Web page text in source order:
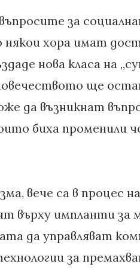
за
някои хора имат
нова класа на
ще
да възникнат
биха променили
вече са в процес на
върху импланти за
да управляват
за